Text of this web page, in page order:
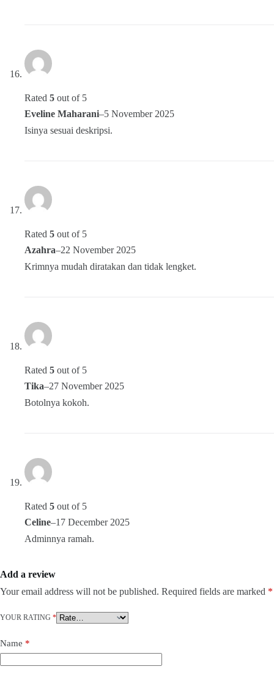
Rated 5 out of 5
Eveline Maharani–5 November 2025
Isinya sesuai deskripsi.
Rated 5 out of 5
Azahra–22 November 2025
Krimnya mudah diratakan dan tidak lengket.
Rated 5 out of 5
Tika–27 November 2025
Botolnya kokoh.
Rated 5 out of 5
Celine–17 December 2025
Adminnya ramah.
Add a review
Your email address will not be published. Required fields are marked *
YOUR RATING *
Name *